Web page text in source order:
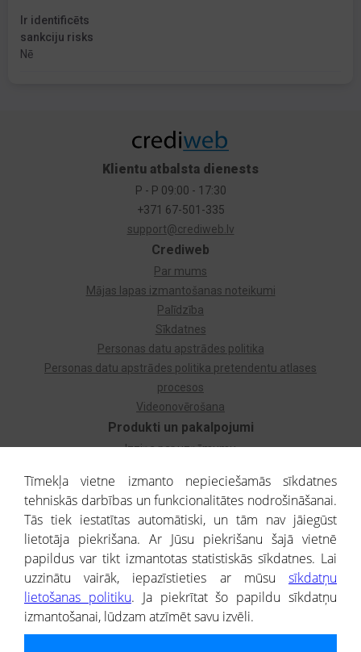
Ir identificēts
sankciju risks
Nē
Produkti un pakalpojumi
Izziņa par uzņēmumu
Dzimtas koks
Uzņēmumu atlase
Monitorings
Kredītizziņa par ārvalstu uzņēmumiem
Crediweb
Par mums
Mājas lapas izmantošanas noteikumi
Palīdzība
Sīkdatnes
Personas datu apstrādes politika
Personas datu apstrādes politika pretendentu atlases
procesos
Videonovērošana
Klientu atbalsta dienests
P - P 09:00 - 17:30
+371 67-501-335
support@crediweb.lv
® CREDITREFORM Latvija
SIA
Tīmekļa vietne izmanto nepieciešamās sīkdatnes
tehniskās darbības un funkcionalitātes nodrošināšanai.
Tās tiek iestatītas automātiski, un tām nav jāiegūst
lietotāja piekrišana. Ar Jūsu piekrišanu šajā vietnē
papildus var tikt izmantotas statistiskās sīkdatnes. Lai
uzzinātu vairāk, iepazīstieties ar mūsu sīkdatņu
lietošanas politiku. Ja piekrītat šo papildu sīkdatņu
izmantošanai, lūdzam atzīmēt savu izvēli.